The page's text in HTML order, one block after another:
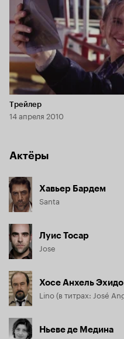
Длительность 2 мин
Трейлер
14 апреля 2010
Актёры
Хавьер Бардем
Santa
Луис Тосар
Jose
Хосе Анхель Эхидо
Ньеве де Медина